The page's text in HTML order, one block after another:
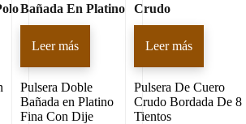
Bañada En Platino
Leer más
Pulsera Doble
Bañada en Platino
Fina Con Dije
Crudo
Leer más
Pulsera De Cuero
Crudo Bordada De 8
Tientos